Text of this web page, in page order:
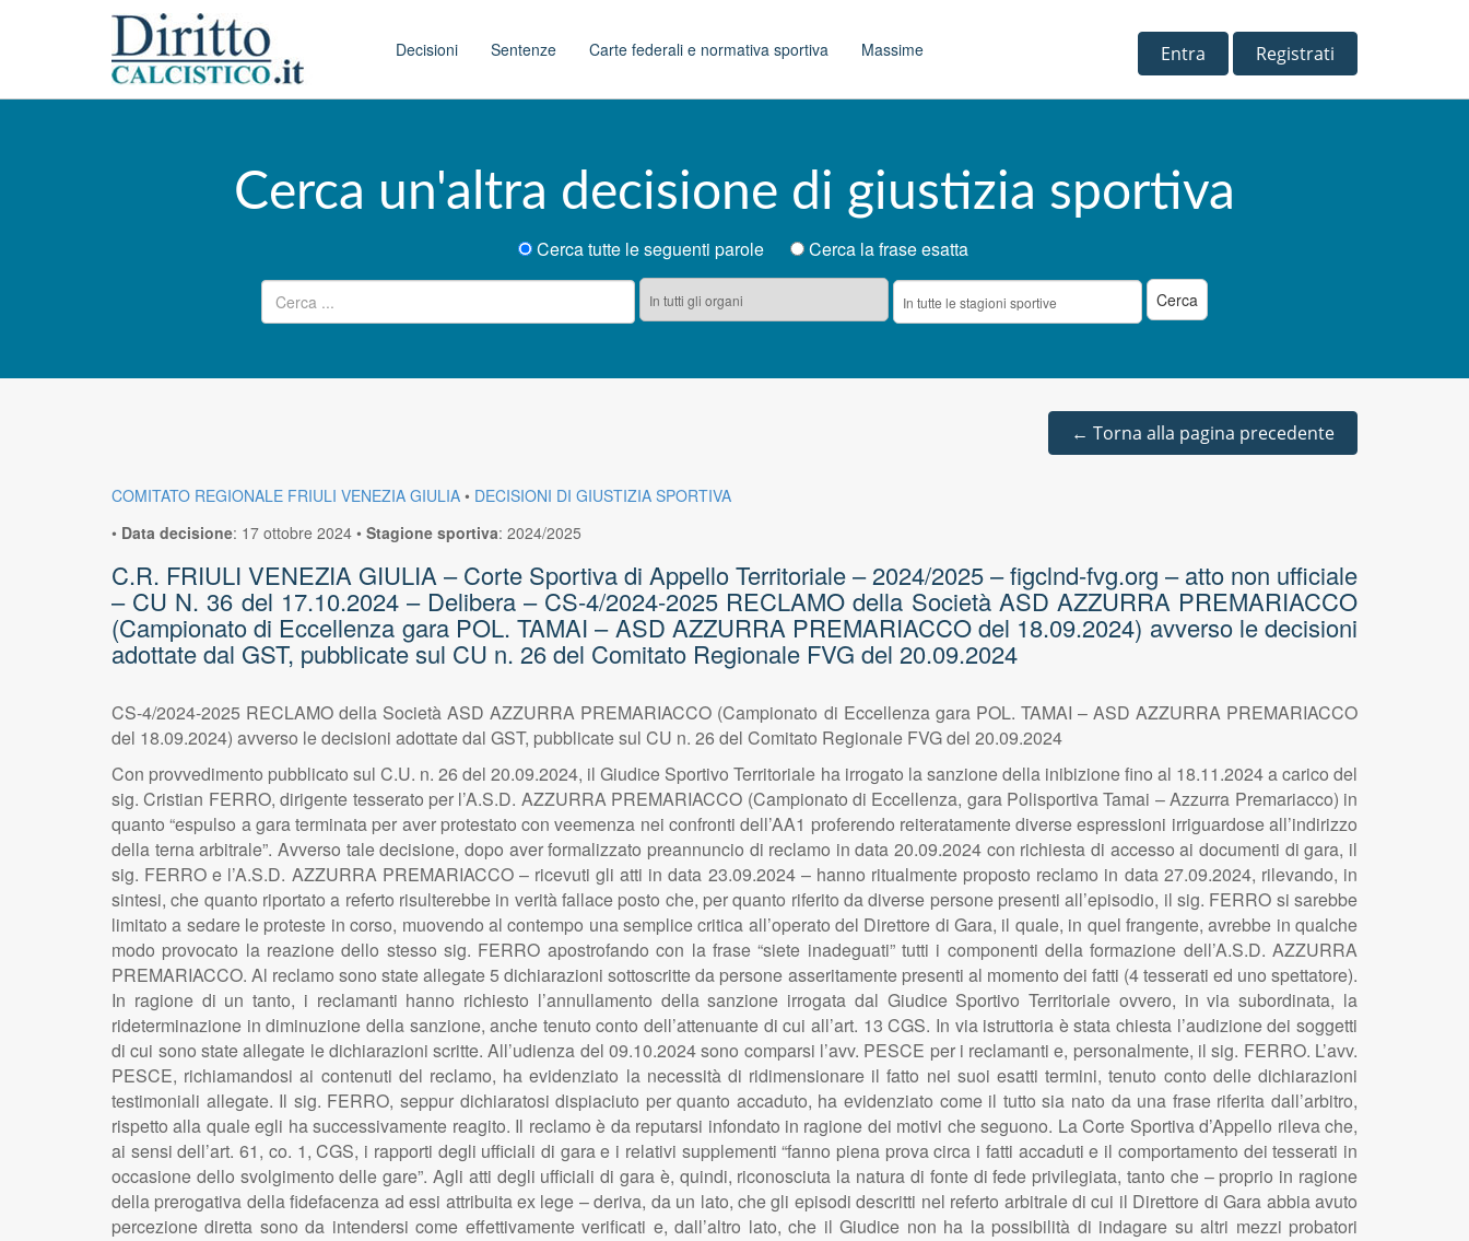
Main menu Decisioni Sentenze Carte federali e normativa sportiva Massime Entra Registrati
Cerca un'altra decisione di giustizia sportiva
Cerca tutte le seguenti parole
Cerca la frase esatta
Ricerca per:
← Torna alla pagina precedente
COMITATO REGIONALE FRIULI VENEZIA GIULIA • DECISIONI DI GIUSTIZIA SPORTIVA
• Data decisione: 17 ottobre 2024 • Stagione sportiva: 2024/2025
C.R. FRIULI VENEZIA GIULIA – Corte Sportiva di Appello Territoriale – 2024/2025 – figclnd-fvg.org – atto non ufficiale
– CU N. 36 del 17.10.2024 – Delibera – CS-4/2024-2025 RECLAMO della Società ASD AZZURRA PREMARIACCO
(Campionato di Eccellenza gara POL. TAMAI – ASD AZZURRA PREMARIACCO del 18.09.2024) avverso le decisioni
adottate dal GST, pubblicate sul CU n. 26 del Comitato Regionale FVG del 20.09.2024
CS-4/2024-2025 RECLAMO della Società ASD AZZURRA PREMARIACCO (Campionato di Eccellenza gara POL. TAMAI – ASD AZZURRA PREMARIACCO
del 18.09.2024) avverso le decisioni adottate dal GST, pubblicate sul CU n. 26 del Comitato Regionale FVG del 20.09.2024
Con provvedimento pubblicato sul C.U. n. 26 del 20.09.2024, il Giudice Sportivo Territoriale ha irrogato la sanzione della inibizione fino al 18.11.2024 a carico del
sig. Cristian FERRO, dirigente tesserato per l’A.S.D. AZZURRA PREMARIACCO (Campionato di Eccellenza, gara Polisportiva Tamai – Azzurra Premariacco) in
quanto “espulso a gara terminata per aver protestato con veemenza nei confronti dell’AA1 proferendo reiteratamente diverse espressioni irriguardose all’indirizzo
della terna arbitrale”. Avverso tale decisione, dopo aver formalizzato preannuncio di reclamo in data 20.09.2024 con richiesta di accesso ai documenti di gara, il
sig. FERRO e l’A.S.D. AZZURRA PREMARIACCO – ricevuti gli atti in data 23.09.2024 – hanno ritualmente proposto reclamo in data 27.09.2024, rilevando, in
sintesi, che quanto riportato a referto risulterebbe in verità fallace posto che, per quanto riferito da diverse persone presenti all’episodio, il sig. FERRO si sarebbe
limitato a sedare le proteste in corso, muovendo al contempo una semplice critica all’operato del Direttore di Gara, il quale, in quel frangente, avrebbe in qualche
modo provocato la reazione dello stesso sig. FERRO apostrofando con la frase “siete inadeguati” tutti i componenti della formazione dell’A.S.D. AZZURRA
PREMARIACCO. Al reclamo sono state allegate 5 dichiarazioni sottoscritte da persone asseritamente presenti al momento dei fatti (4 tesserati ed uno spettatore).
In ragione di un tanto, i reclamanti hanno richiesto l’annullamento della sanzione irrogata dal Giudice Sportivo Territoriale ovvero, in via subordinata, la
rideterminazione in diminuzione della sanzione, anche tenuto conto dell’attenuante di cui all’art. 13 CGS. In via istruttoria è stata chiesta l’audizione dei soggetti
di cui sono state allegate le dichiarazioni scritte. All’udienza del 09.10.2024 sono comparsi l’avv. PESCE per i reclamanti e, personalmente, il sig. FERRO. L’avv.
PESCE, richiamandosi ai contenuti del reclamo, ha evidenziato la necessità di ridimensionare il fatto nei suoi esatti termini, tenuto conto delle dichiarazioni
testimoniali allegate. Il sig. FERRO, seppur dichiaratosi dispiaciuto per quanto accaduto, ha evidenziato come il tutto sia nato da una frase riferita dall’arbitro,
rispetto alla quale egli ha successivamente reagito. Il reclamo è da reputarsi infondato in ragione dei motivi che seguono. La Corte Sportiva d’Appello rileva che,
ai sensi dell’art. 61, co. 1, CGS, i rapporti degli ufficiali di gara e i relativi supplementi “fanno piena prova circa i fatti accaduti e il comportamento dei tesserati in
occasione dello svolgimento delle gare”. Agli atti degli ufficiali di gara è, quindi, riconosciuta la natura di fonte di fede privilegiata, tanto che – proprio in ragione
della prerogativa della fidefacenza ad essi attribuita ex lege – deriva, da un lato, che gli episodi descritti nel referto arbitrale di cui il Direttore di Gara abbia avuto
percezione diretta sono da intendersi come effettivamente verificati e, dall’altro lato, che il Giudice non ha la possibilità di indagare su altri mezzi probatori